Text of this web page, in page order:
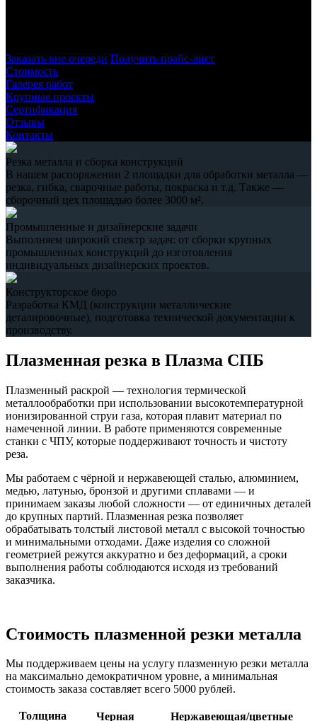
Заказать вне очереди Получить прайс-лист
Стоимость
Галерея работ
Крупные проекты
Сертификация
Отзывы
Контакты
Резка металла и сборка конструкций
В нашем распоряжении 2 площадки для обработки металла —
резка, гибка, сварочные работы, покраска и т.д. Также —
сборочный цех площадью более 3000 м².
Промышленные и дизайнерские задачи
Выполняем широкий спектр задач: от сборки крупных
промышленных конструкций до изготовления
индивидуальных дизайнерских проектов.
Конструкторское бюро
Разработка КМД (конструкции металлические
деталировочные), подготовка технической документации к
производству.
Плазменная резка в Плазма СПБ
Плазменный раскрой — технология термической
металлообработки при использовании высокотемпературной
ионизированной струи газа, которая плавит материал по
намеченной линии. В работе применяются современные
станки с ЧПУ, которые поддерживают точность и чистоту
реза.
Мы работаем с чёрной и нержавеющей сталью, алюминием,
медью, латунью, бронзой и другими сплавами — и
принимаем заказы любой сложности — от единичных деталей
до крупных партий. Плазменная резка позволяет
обрабатывать толстый листовой металл с высокой точностью
и минимальными отходами. Даже изделия со сложной
геометрией режутся аккуратно и без деформаций, а сроки
выполнения работы соблюдаются исходя из требований
заказчика.
Стоимость плазменной резки металла
Мы поддерживаем цены на услугу плазменную резки металла
на максимально демократичном уровне, а минимальная
стоимость заказа составляет всего 5000 рублей.
Толщина Черная Нержавеющая/цветные